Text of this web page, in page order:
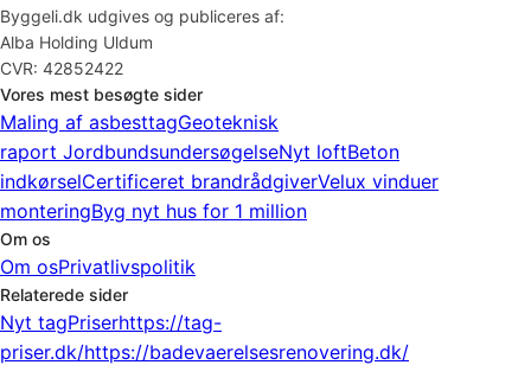
Byggeli.dk udgives og publiceres af:
Alba Holding Uldum
CVR: 42852422
Vores mest besøgte sider
Maling af asbesttagGeoteknisk
raport JordbundsundersøgelseNyt loftBeton
indkørselCertificeret brandrådgiverVelux vinduer
monteringByg nyt hus for 1 million
Om os
Om osPrivatlivspolitik
Relaterede sider
Nyt tagPriserhttps://tag-
priser.dk/https://badevaerelsesrenovering.dk/